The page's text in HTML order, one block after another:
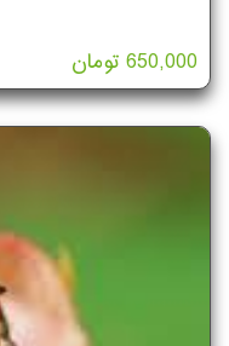
650,000 تومان